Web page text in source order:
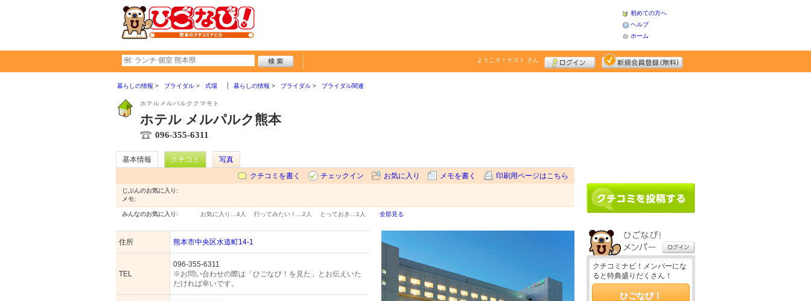
初めての方へ
ヘルプ
ホーム
ようこそ！ ゲスト さん
暮らしの情報 ブライダル 式場 暮らしの情報 ブライダル ブライダル関連
ホテルメルパルククマモト
ホテル メルパルク熊本
096-355-6311
基本情報 クチコミ
写真
クチコミを書く
チェックイン お気に入り メモを書く 印刷用ページはこちら
じぶんのお気に入り:
メモ:
みんなのお気に入り: お気に入り… 4人 行ってみたい！… 2人 とっておき… 1人 全部見る
住所 熊本市中央区水道町14-1
TEL
096-355-6311
※お問い合わせの際は「ひごなび！を見た」とお伝えいた
だければ幸いです。
クチコミナビ！メンバーにな
ると特典盛りだくさん！
ひごなび！